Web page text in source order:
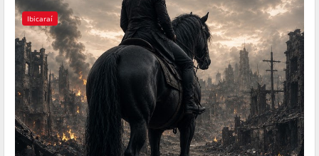
Ibicaraí